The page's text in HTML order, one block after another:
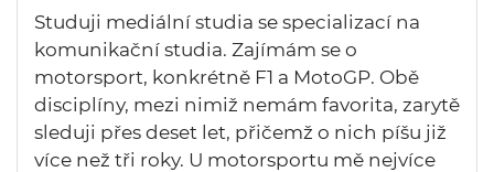
Studuji mediální studia se specializací na
komunikační studia. Zajímám se o
motorsport, konkrétně F1 a MotoGP. Obě
disciplíny, mezi nimiž nemám favorita, zarytě
sleduji přes deset let, přičemž o nich píšu již
více než tři roky. U motorsportu mě nejvíce